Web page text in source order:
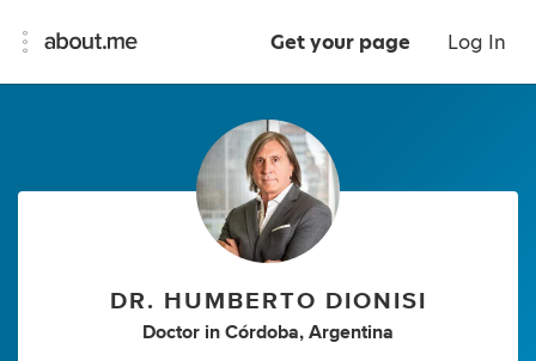
Get your page Log In
DR. HUMBERTO DIONISI
Doctor in Córdoba, Argentina